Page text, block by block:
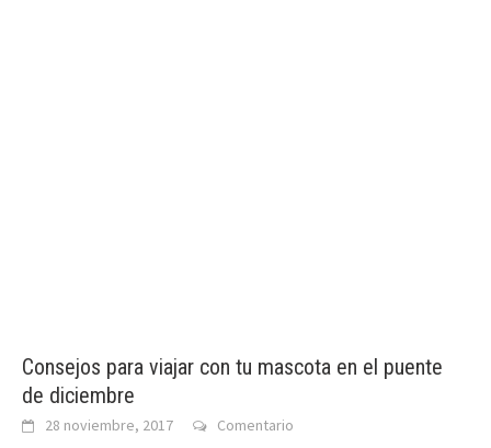
Consejos para viajar con tu mascota en el puente
de diciembre
28 noviembre, 2017 Comentario